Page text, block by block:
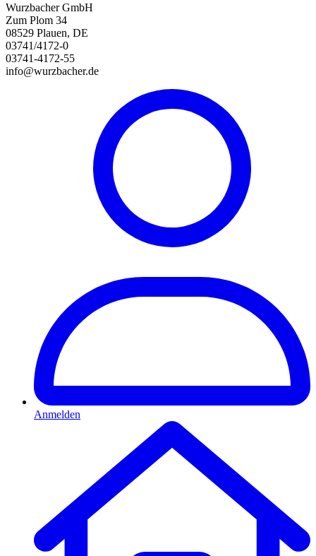
Wurzbacher GmbH
Zum Plom 34
08529 Plauen, DE
03741/4172-0
03741-4172-55
info@wurzbacher.de
Anmelden